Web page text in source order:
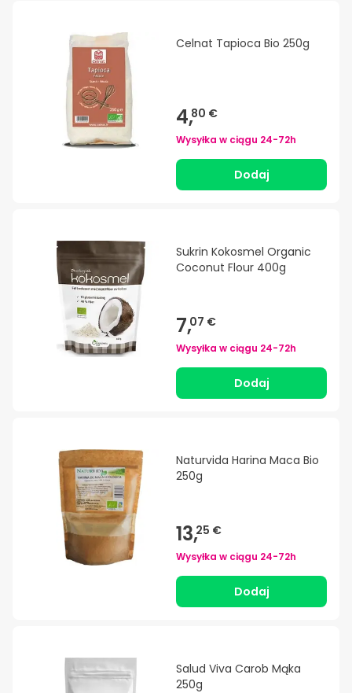
Celnat Tapioca Bio 250g
4,80 €
Wysyłka w ciągu 24-72h
Dodaj
Sukrin Kokosmel Organic
Coconut Flour 400g
7,07 €
Wysyłka w ciągu 24-72h
Dodaj
Naturvida Harina Maca Bio
250g
13,25 €
Wysyłka w ciągu 24-72h
Dodaj
Salud Viva Carob Mąka
250g